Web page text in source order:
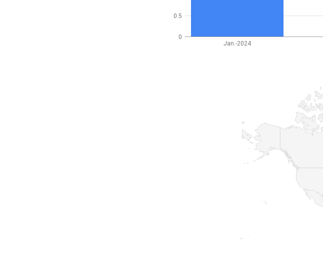
Jan.-2024
0
0.5